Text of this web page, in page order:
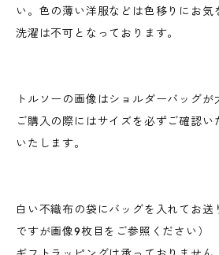
い。色の薄い洋服などは色移りにお気
洗濯は不可となっております。
トルソーの画像はショルダーバッグが
ご購入の際にはサイズを必ずご確認い
いたします。
白い不織布の袋にバッグを入れてお送
ですが画像9枚目をご参照ください）